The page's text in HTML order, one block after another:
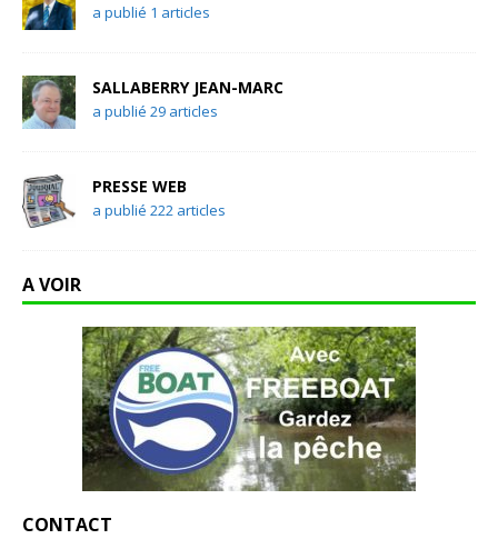
a publié 1 articles
SALLABERRY JEAN-MARC
a publié 29 articles
PRESSE WEB
a publié 222 articles
A VOIR
CONTACT